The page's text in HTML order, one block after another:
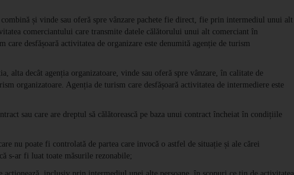
și vinde sau oferă spre vânzare pachete fie direct, fie prin intermediul unui alt
comerciantului care transmite datele călătorului unui alt comerciant în
care desfășoară activitatea de organizare este denumită agenție de turism
alta decât agenția organizatoare, vinde sau oferă spre vânzare, în calitate de
organizatoare. Agenția de turism care desfășoară activitatea de intermediere este
sau care are dreptul să călătorească pe baza unui contract încheiat în condițiile
nu poate fi controlată de partea care invocă o astfel de situație și ale cărei
s-ar fi luat toate măsurile rezonabile;